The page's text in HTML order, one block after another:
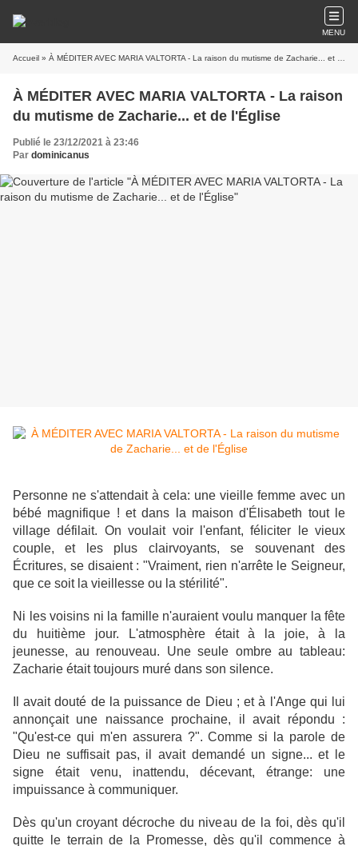
MENU
Accueil » À MÉDITER AVEC MARIA VALTORTA - La raison du mutisme de Zacharie... et de l'Église
À MÉDITER AVEC MARIA VALTORTA - La raison
du mutisme de Zacharie... et de l'Église
Publié le 23/12/2021 à 23:46
Par dominicanus
Personne ne s'attendait à cela: une vieille femme avec un
bébé magnifique ! et dans la maison d'Élisabeth tout le
village défilait. On voulait voir l'enfant, féliciter le vieux
couple, et les plus clairvoyants, se souvenant des
Écritures, se disaient : "Vraiment, rien n'arrête le Seigneur,
que ce soit la vieillesse ou la stérilité".
Ni les voisins ni la famille n'auraient voulu manquer la fête
du huitième jour. L'atmosphère était à la joie, à la
jeunesse, au renouveau. Une seule ombre au tableau:
Zacharie était toujours muré dans son silence.
Il avait douté de la puissance de Dieu ; et à l'Ange qui lui
annonçait une naissance prochaine, il avait répondu :
"Qu'est-ce qui m'en assurera ?". Comme si la parole de
Dieu ne suffisait pas, il avait demandé un signe... et le
signe était venu, inattendu, décevant, étrange: une
impuissance à communiquer.
Dès qu'un croyant décroche du niveau de la foi, dès qu'il
quitte le terrain de la Promesse, dès qu'il commence à